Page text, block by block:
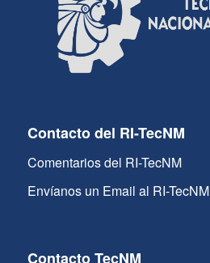
Contacto del RI-TecNM
Comentarios del RI-TecNM
Envíanos un Email al RI-TecNM
Contacto TecNM